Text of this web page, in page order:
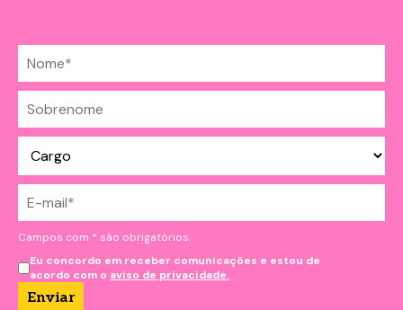
Campos com * são obrigatórios.
Eu concordo em receber comunicações e estou de
acordo com o aviso de privacidade.